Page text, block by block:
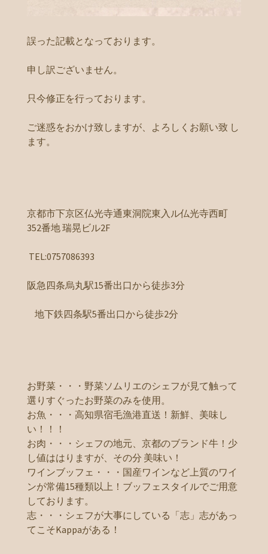
誤った記載となっております。
申し訳ございません。
只今修正を行っております。
ご迷惑をおかけ致しますが、よろしくお願い致 し
ます。
京都市下京区仏光寺通東洞院東入ル仏光寺西町
352番地 瑞晃ビル2F
TEL:0757086393
阪急四条烏丸駅15番出口から徒歩3分
地下鉄四条駅5番出口から徒歩2分
お野菜・・・野菜ソムリエのシェフが見て触って
選りすぐったお野菜のみを使用。
お魚・・・高知県宿毛漁港直送！新鮮、美味し
い！！！
お肉・・・シェフの地元、京都のブランド牛！少
し値ははりますが、その分 美味い！
ワインブッフェ・・・国産ワインなど上質のワイ
ンが常備15種類以上！ブッフェスタイルでご用意
しております。
志・・・シェフが大事にしている「志」志があっ
てこそKappaがある！